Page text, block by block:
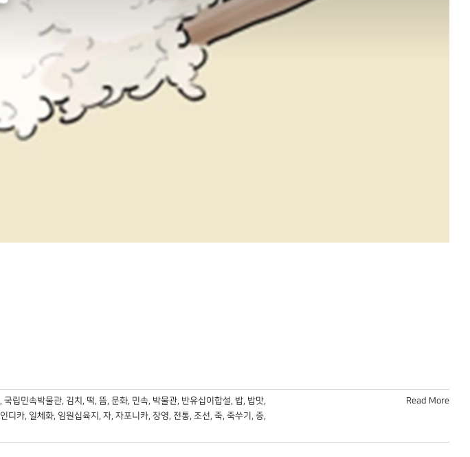
, 국립민속박물관, 김치 , 떡, 뜸, 문화, 민속, 박물관, 반유십이합설, 밥, 밥맛,
인디카, 일체화, 임원십육지 , 자, 자포니카, 장영, 전통, 조선, 죽, 죽쑤기 , 증,
Read More